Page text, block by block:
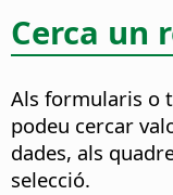
Cerca un
Als formularis o
podeu cercar
dades, als
selecció.